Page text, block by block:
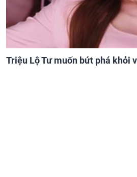
Triệu Lộ Tư muốn bứt phá khỏi